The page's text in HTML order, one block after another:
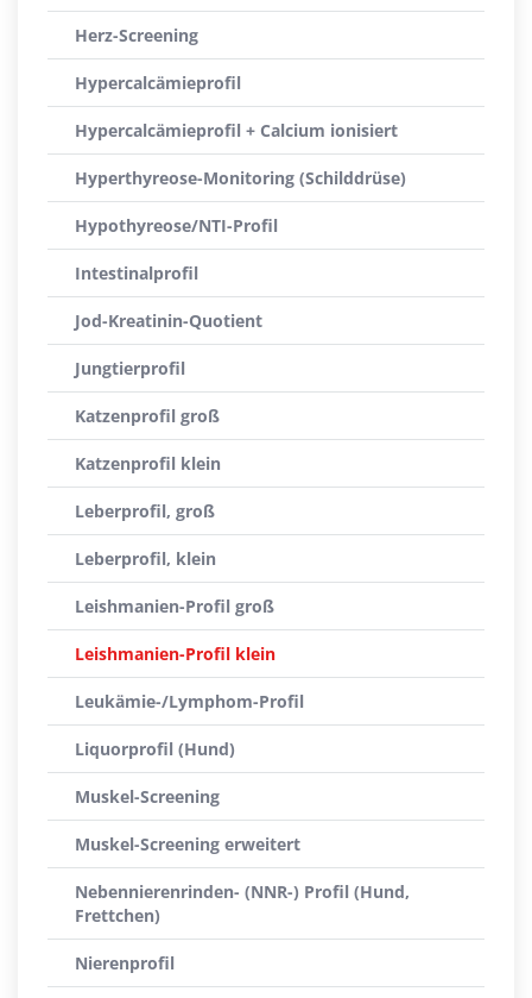
Herz-Screening
Hypercalcämieprofil
Hypercalcämieprofil + Calcium ionisiert
Hyperthyreose-Monitoring (Schilddrüse)
Hypothyreose/NTI-Profil
Intestinalprofil
Jod-Kreatinin-Quotient
Jungtierprofil
Katzenprofil groß
Katzenprofil klein
Leberprofil, groß
Leberprofil, klein
Leishmanien-Profil groß
Leishmanien-Profil klein
Leukämie-/Lymphom-Profil
Liquorprofil (Hund)
Muskel-Screening
Muskel-Screening erweitert
Nebennierenrinden- (NNR-) Profil (Hund,
Frettchen)
Nierenprofil